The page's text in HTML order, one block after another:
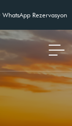
WhatsApp Rezervasyon